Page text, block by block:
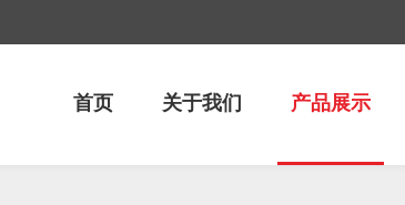
首页 关于我们 产品展示